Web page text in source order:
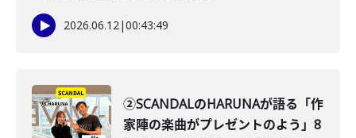
2026.06.12|00:43:49
②SCANDALのHARUNAが語る「作
家陣の楽曲がプレゼントのよう」8